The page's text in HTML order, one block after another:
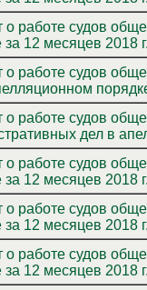
о работе судов
за 12 месяцев 2018 г.
о работе судов
о работе судов
дел в
о работе судов
за 12 месяцев 2018
о работе судов
за 12 месяцев 2018
о работе судов
за 12 месяцев 2018 г.